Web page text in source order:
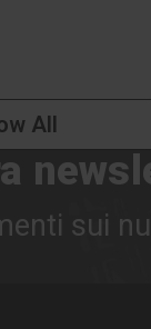
All
sui